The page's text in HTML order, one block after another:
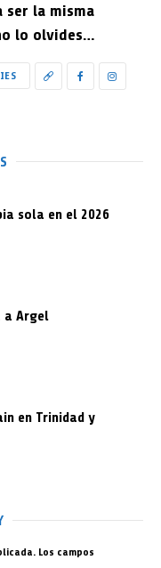
ser la misma
lo olvides…
sola en el 2026
a Argel
en Trinidad y
Los campos